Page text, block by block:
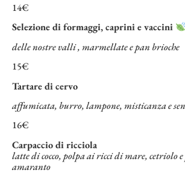
14€
Selezione di formaggi, caprini e vaccini
delle nostre valli , marmellate e pan brioche
15€
Tartare di cervo
affumicata, burro, lampone, misticanza e
16€
Carpaccio di ricciola
latte di cocco, polpa ai ricci di mare, cetriolo
amaranto